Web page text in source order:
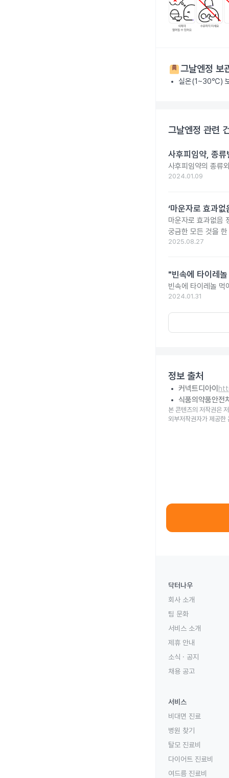
그날엔정 보
실온(1~30℃)
그날엔정 관련
사후피임약, 종
사후피임약의 종류
2024.01.09
‘마운자로 효과
마운자로 효과없음
궁금한 모든 것을
2025.08.27
"빈속에 타이레
빈속에 타이레놀 먹
2024.01.31
정보 출처
커넥트디아이
식품의약품안전
본 콘텐츠의 저작권은
외부저작권자가 제공한
닥터나우
회사 소개
팀 문화
서비스 소개
제휴 안내
소식 · 공지
채용 공고
서비스
비대면 진료
병원 찾기
탈모 진료비
다이어트 진료비
여드름 진료비